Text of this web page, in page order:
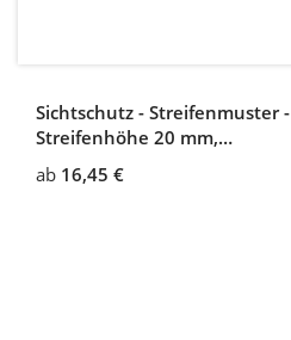
Sichtschutz - Streifenmuster -
Streifenhöhe 20 mm,
Zwischenabstand 7 mm
ab 16,45 €